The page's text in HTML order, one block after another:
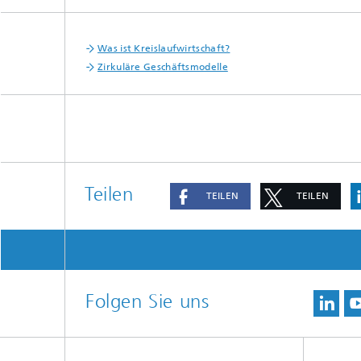
Was ist Kreislaufwirtschaft?
Zirkuläre Geschäftsmodelle
Teilen TEILEN TEILEN
Folgen Sie uns